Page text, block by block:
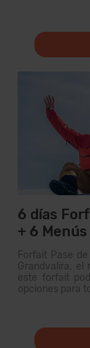
6 días
+ 6 Menús
Forfait Pase
Grandvalira, el
este forfait
opciones para